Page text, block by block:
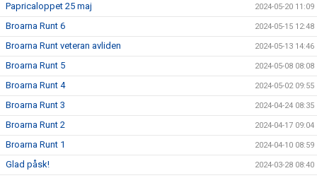
Papricaloppet 25 maj 2024-05-20 11:09
Broarna Runt 6 2024-05-15 12:48
Broarna Runt veteran avliden 2024-05-13 14:46
Broarna Runt 5 2024-05-08 08:08
Broarna Runt 4 2024-05-02 09:55
Broarna Runt 3 2024-04-24 08:35
Broarna Runt 2 2024-04-17 09:04
Broarna Runt 1 2024-04-10 08:59
Glad påsk! 2024-03-28 08:40